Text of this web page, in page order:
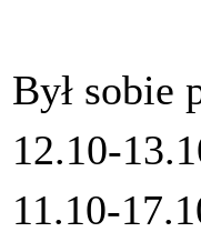
Był sobie
12.10-
11.10-